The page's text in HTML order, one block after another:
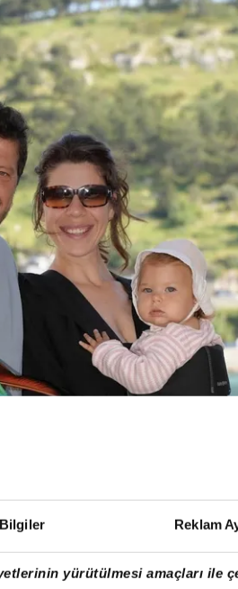
Bilgiler Reklam
yürütülmesi amaçları ile